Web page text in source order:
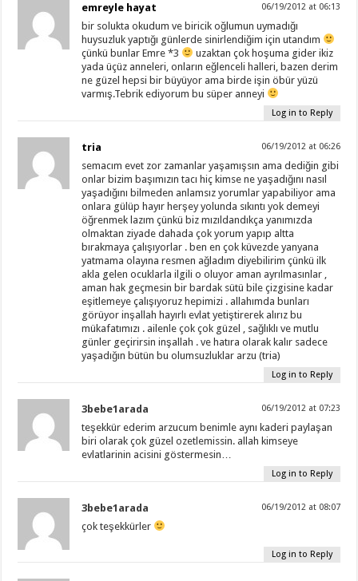
emreyle hayat 06/19/2012 at 06:13
bir solukta okudum ve biricik oğlumun uymadığı
huysuzluk yaptığı günlerde sinirlendiğim için utandım
çünkü bunlar Emre *3
uzaktan çok hoşuma gider ikiz
yada üçüz anneleri, onların eğlenceli halleri, bazen derim
ne güzel hepsi bir büyüyor ama birde işin öbür yüzü
varmış.Tebrik ediyorum bu süper anneyi
Log in to Reply
tria 06/19/2012 at 06:26
semacım evet zor zamanlar yaşamışsın ama dediğin gibi
onlar bizim başımızın tacı hiç kimse ne yaşadığını nasıl
yaşadığını bilmeden anlamsız yorumlar yapabiliyor ama
onlara gülüp hayır herşey yolunda sıkıntı yok demeyi
öğrenmek lazım çünkü biz mızıldandıkça yanımızda
olmaktan ziyade dahada çok yorum yapıp altta
bırakmaya çalışıyorlar . ben en çok küvezde yanyana
yatmama olayına resmen ağladım diyebilirim çünkü ilk
akla gelen ocuklarla ilgili o oluyor aman ayrılmasınlar ,
aman hak geçmesin bir bardak sütü bile çizgisine kadar
eşitlemeye çalışıyoruz hepimizi . allahımda bunları
görüyor inşallah hayırlı evlat yetiştirerek alırız bu
mükafatımızı . ailenle çok çok güzel , sağlıklı ve mutlu
günler geçirirsin inşallah . ve hatıra olarak kalır sadece
yaşadığın bütün bu olumsuzluklar arzu (tria)
Log in to Reply
3bebe1arada 06/19/2012 at 07:23
teşekkür ederim arzucum benimle aynı kaderi paylaşan
biri olarak çok güzel ozetlemissin. allah kimseye
evlatlarinin acisini göstermesin…
Log in to Reply
3bebe1arada 06/19/2012 at 08:07
çok teşekkürler
Log in to Reply